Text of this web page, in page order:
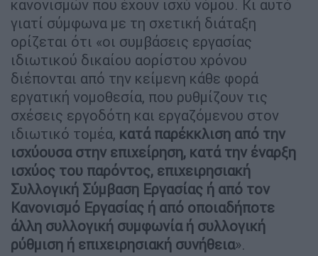
κανονισμών που έχουν ισχύ νόμου. Κι αυτό
γιατί σύμφωνα με τη σχετική διάταξη
ορίζεται ότι «οι συμβάσεις εργασίας
ιδιωτικού δικαίου αορίστου χρόνου
διέπονται από την κείμενη κάθε φορά
εργατική νομοθεσία, που ρυθμίζουν τις
σχέσεις εργοδότη και εργαζόμενου στον
ιδιωτικό τομέα, κατά παρέκκλιση από την
ισχύουσα στην επιχείρηση, κατά την έναρξη
ισχύος του παρόντος, επιχειρησιακή
Συλλογική Σύμβαση Εργασίας ή από τον
Κανονισμό Εργασίας ή από οποιαδήποτε
άλλη συλλογική συμφωνία ή συλλογική
ρύθμιση ή επιχειρησιακή συνήθεια».